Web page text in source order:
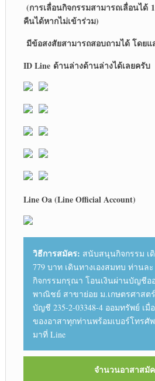
(การเลื่อนกิจกรรมสามารถเลื่อนได้1
คืนได้หากไม่เข้าร่วม)
มีข้อสงสัยสามารถสอบถามได้ โดย
ID Line ด้านล่างด้านล่างได้เลยครับ
Line Oa (Line Official Account)
วิธีการสมัคร: สนับสนุนกิจกรรม เ
779 บาท เดินทางเองสมทบ ท่านล
กิจกรรมกรุณา โอนเงินผ่านบัญชีอ
พาณิชย์ สาขาย่อย ม.เกษตรศาส
บัญชี 235-2-03348-4 ออมทรัพย์ เ
ของอาสาทุกท่านพร้อมเบอร์โทร
มาที่ Line
จำนวนอาสาสมั